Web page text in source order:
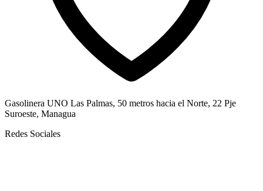
Gasolinera UNO Las Palmas, 50 metros hacia el Norte, 22 Pje
Suroeste, Managua
Redes Sociales